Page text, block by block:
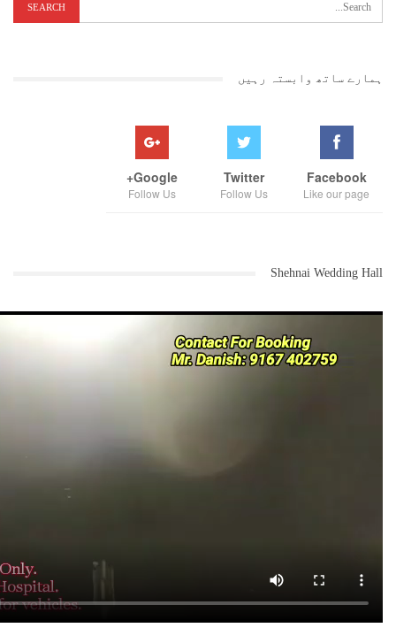
ہمارے ساتھ وابستہ رہیں
Facebook
Like our page
Twitter
Follow Us
Google+
Follow Us
Shehnai Wedding Hall